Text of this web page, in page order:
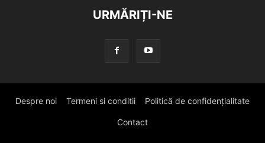
URMĂRIȚI-NE
Despre noi Termeni si conditii Politică de confidențialitate
Contact